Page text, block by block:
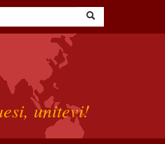
unitevi!